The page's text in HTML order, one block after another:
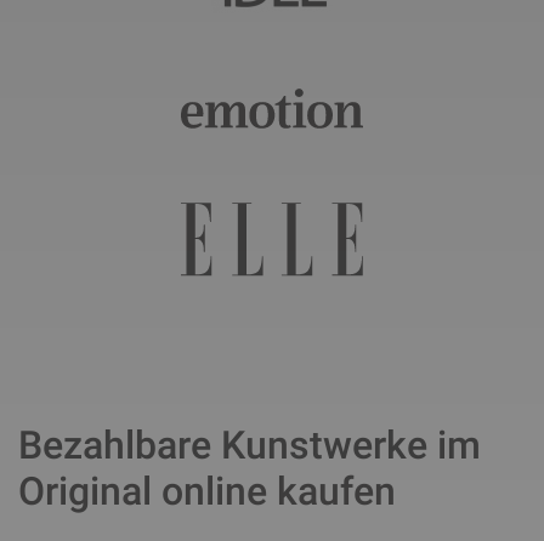
Bezahlbare Kunstwerke im
Original online kaufen